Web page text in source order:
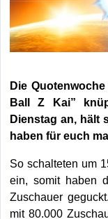
Die
Ball Z Kai”
Dienstag an, hält
haben für euch
So schalteten um
ein, somit haben
Zuschauer
mit 80.000